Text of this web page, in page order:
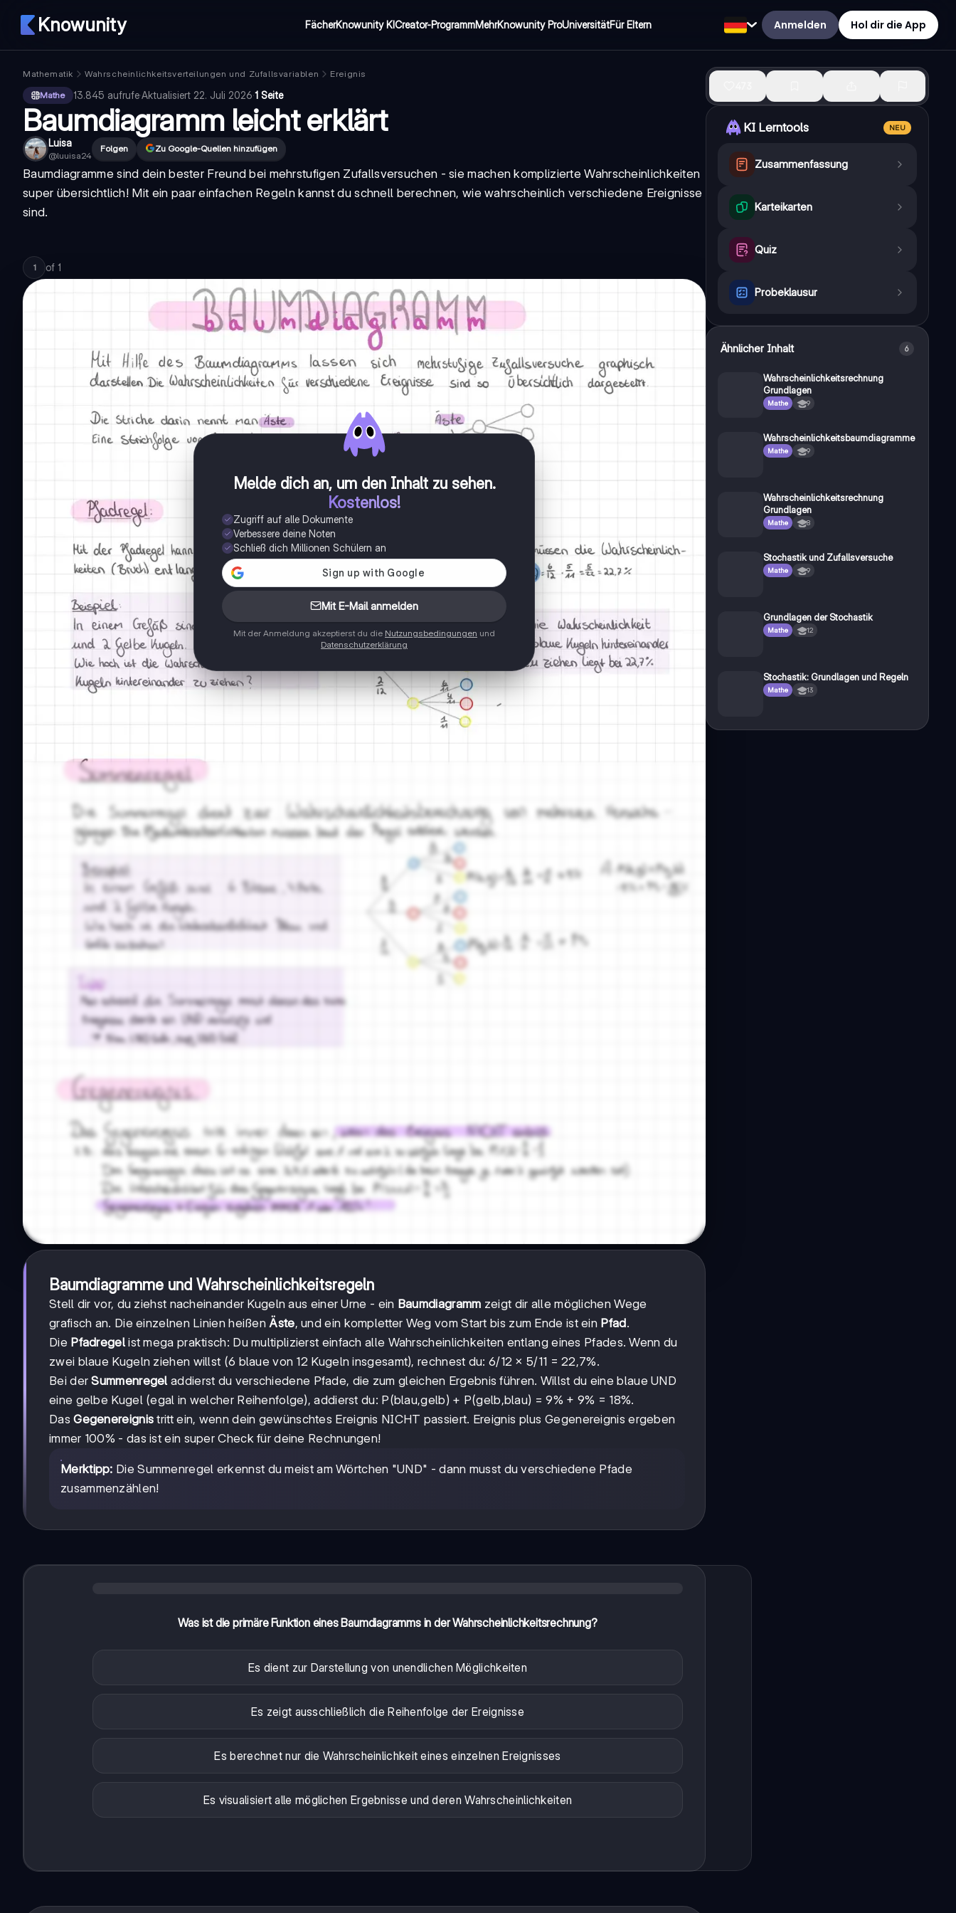
Knowunity FächerKnowunity KICreator-ProgrammMehrKnowunity ProUniversitätFür Eltern Anmelden Hol dir die App
Mathematik Wahrscheinlichkeitsverteilungen und Zufallsvariablen
Ereignis
Mathe
13.845 aufrufe·Aktualisiert 22. Juli 2026·1 Seite
Baumdiagramm leicht erklärt
Luisa
@luuisa24
Folgen Zu Google-Quellen hinzufügen
Baumdiagramme sind dein bester Freund bei mehrstufigen Zufallsversuchen - sie machen komplizierte Wahrscheinlichkeiten
super übersichtlich! Mit ein paar einfachen Regeln kannst du schnell berechnen, wie wahrscheinlich verschiedene Ereignisse
sind.
1 of 1
Melde dich an, um den Inhalt zu sehen.
Kostenlos!
Zugriff auf alle Dokumente
Verbessere deine Noten
Schließ dich Millionen Schülern an
Mit E-Mail anmelden
Mit der Anmeldung akzeptierst du die Nutzungsbedingungen und
Datenschutzerklärung
Baumdiagramme und Wahrscheinlichkeitsregeln
Stell dir vor, du ziehst nacheinander Kugeln aus einer Urne - ein Baumdiagramm zeigt dir alle möglichen Wege
grafisch an. Die einzelnen Linien heißen Äste, und ein kompletter Weg vom Start bis zum Ende ist ein Pfad.
Die Pfadregelist mega praktisch: Du multiplizierst einfach alle Wahrscheinlichkeiten entlang eines Pfades. Wenn du
zwei blaue Kugeln ziehen willst (6 blaue von 12 Kugeln insgesamt), rechnest du: 6/12 × 5/11 = 22,7%.
Bei derSummenregel addierst du verschiedene Pfade, die zum gleichen Ergebnis führen. Willst du eine blaue UND
eine gelbe Kugel (egal in welcher Reihenfolge), addierst du: P(blau,gelb) + P(gelb,blau) = 9% + 9% = 18%.
DasGegenereignis tritt ein, wenn dein gewünschtes Ereignis NICHT passiert. Ereignis plus Gegenereignis ergeben
immer 100% - das ist ein super Check für deine Rechnungen!
Merktipp: Die Summenregel erkennst du meist am Wörtchen "UND" - dann musst du verschiedene Pfade
zusammenzählen!
Was ist die primäre Funktion eines Baumdiagramms in der Wahrscheinlichkeitsrechnung?
Es dient zur Darstellung von unendlichen Möglichkeiten
Es zeigt ausschließlich die Reihenfolge der Ereignisse
Es berechnet nur die Wahrscheinlichkeit eines einzelnen Ereignisses
Es visualisiert alle möglichen Ergebnisse und deren Wahrscheinlichkeiten
KI Lerntools NEU
Zusammenfassung
Karteikarten
Quiz
Probeklausur
Ähnlicher Inhalt 6
Wahrscheinlichkeitsrechnung
Grundlagen
Mathe 9
Wahrscheinlichkeitsbaumdiagramme
Mathe 9
Wahrscheinlichkeitsrechnung
Grundlagen
Mathe 8
Stochastik und Zufallsversuche
Mathe 9
Grundlagen der Stochastik
Mathe 12
Stochastik: Grundlagen und Regeln
Mathe 13